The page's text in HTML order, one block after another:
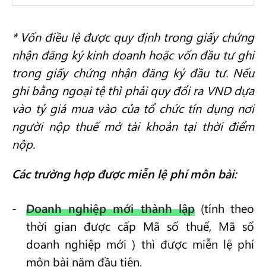
* Vốn điều lệ được quy định trong giấy chứng
nhận đăng ký kinh doanh hoặc vốn đầu tư ghi
trong giấy chứng nhận đăng ký đầu tư. Nếu
ghi bằng ngoại tệ thì phải quy đổi ra VND dựa
vào tỷ giá mua vào của tổ chức tín dụng nơi
người nộp thuế mở tài khoản tại thời điểm
nộp.
Các trường hợp được miễn lệ phí môn bài:
Doanh nghiệp mới thành lập(tính theo
thời gian được cấp Mã số thuế, Mã số
doanh nghiệp mới ) thì được miễn lệ phí
môn bài năm đầu tiên.